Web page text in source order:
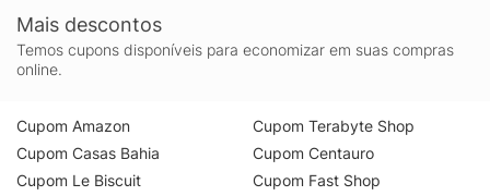
Mais descontos
Temos cupons disponíveis para economizar em suas compras
online.
Cupom Amazon
Cupom Casas Bahia
Cupom Le Biscuit
Cupom Terabyte Shop
Cupom Centauro
Cupom Fast Shop